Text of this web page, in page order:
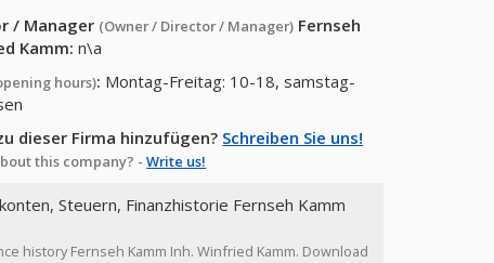
/ Manager (Owner / Director / Manager) Fernseh
Kamm: n\a
hours): Montag-Freitag: 10-18, samstag-
dieser Firma hinzufügen? Schreiben Sie uns!
this company? -Write us!
Steuern, Finanzhistorie Fernseh Kamm
history Fernseh Kamm Inh. Winfried Kamm. Download